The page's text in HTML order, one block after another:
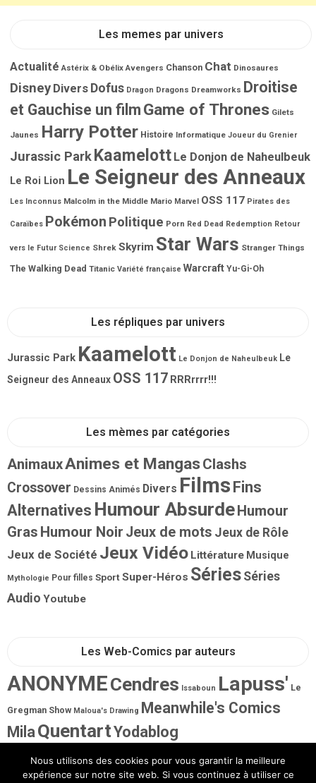
Les memes par univers
Actualité Astérix & Obélix Avengers Chanson Chat Dinosaures
Disney Divers Dofus Dragon Dragons Dreamworks Droitise
et Gauchise un film Game of Thrones Gilets
Jaunes Harry Potter Histoire Informatique Joueur du Grenier
Jurassic ParkKaamelott Le Donjon de Naheulbeuk
Le Roi Lion Le Seigneur des Anneaux
Les Inconnus Malcolm in the Middle Mario Marvel OSS 117 Pirates des
Caraïbes Pokémon Politique Porn Red Dead Redemption Retour
vers le Futur Science Shrek Skyrim Star Wars Stranger Things
The Walking Dead Titanic Variété française Warcraft Yu-Gi-Oh
Les répliques par univers
Jurassic Park Kaamelott Le Donjon de Naheulbeuk Le
Seigneur des Anneaux OSS 117 RRRrrrr!!!
Les mèmes par catégories
AnimauxAnimes et MangasClashs
Crossover Dessins Animés Divers Films Fins
Alternatives Humour AbsurdeHumour
Gras Humour Noir Jeux de mots Jeux de Rôle
Jeux de Société Jeux Vidéo Littérature Musique
Mythologie Pour filles SportSuper-Héros Séries Séries
Audio Youtube
Les Web-Comics par auteurs
ANONYMECendres Issaboun Lapuss' Le
Gregman Show Maloua's Drawing Meanwhile's Comics
MilaQuentartYodablog
Nous utilisons des cookies pour vous garantir la meilleure
expérience sur notre site web. Si vous continuez à utiliser ce